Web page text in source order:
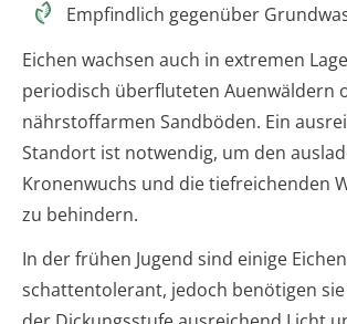
Empfindlich gegenüber
Eichen wachsen auch in extremen
periodisch überfluteten Auenwäldern
nährstoffarmen Sandböden. Ein
Standort ist notwendig, um den
Kronenwuchs und die tiefreichenden
zu behindern.
In der frühen Jugend sind einige
schattentolerant, jedoch benötigen